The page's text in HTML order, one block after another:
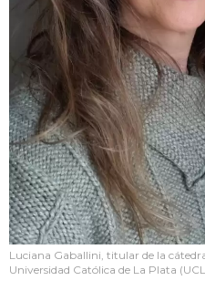
Luciana Gaballini, titular de la
Universidad Católica de La Plata